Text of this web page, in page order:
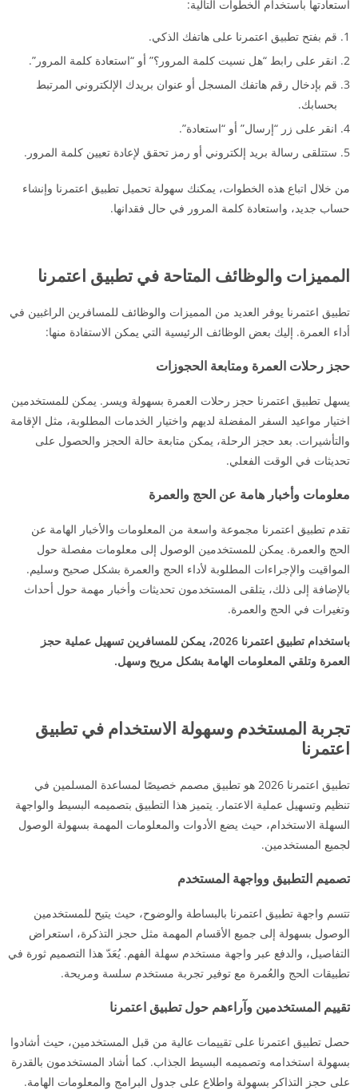
استعادتها باستخدام الخطوات التالية:
قم بفتح تطبيق اعتمرنا على هاتفك الذكي.
انقر على رابط “هل نسيت كلمة المرور؟” أو “استعادة كلمة المرور”.
قم بإدخال رقم هاتفك المسجل أو عنوان بريدك الإلكتروني المرتبط
بحسابك.
انقر على زر “إرسال” أو “استعادة”.
ستتلقى رسالة بريد إلكتروني أو رمز تحقق لإعادة تعيين كلمة المرور.
من خلال اتباع هذه الخطوات، يمكنك سهولة تحميل تطبيق اعتمرنا وإنشاء
حساب جديد، واستعادة كلمة المرور في حال فقدانها.
المميزات والوظائف المتاحة في تطبيق اعتمرنا
تطبيق اعتمرنا يوفر العديد من المميزات والوظائف للمسافرين الراغبين في
أداء العمرة. إليك بعض الوظائف الرئيسية التي يمكن الاستفادة منها:
حجز رحلات العمرة ومتابعة الحجوزات
يسهل تطبيق اعتمرنا حجز رحلات العمرة بسهولة ويسر. يمكن للمستخدمين
اختيار مواعيد السفر المفضلة لديهم واختيار الخدمات المطلوبة، مثل الإقامة
والتأشيرات. بعد حجز الرحلة، يمكن متابعة حالة الحجز والحصول على
تحديثات في الوقت الفعلي.
معلومات وأخبار هامة عن الحج والعمرة
تقدم تطبيق اعتمرنا مجموعة واسعة من المعلومات والأخبار الهامة عن
الحج والعمرة. يمكن للمستخدمين الوصول إلى معلومات مفصلة حول
المواقيت والإجراءات المطلوبة لأداء الحج والعمرة بشكل صحيح وسليم.
بالإضافة إلى ذلك، يتلقى المستخدمون تحديثات وأخبار مهمة حول أحداث
وتغيرات في الحج والعمرة.
باستخدام تطبيق اعتمرنا 2026، يمكن للمسافرين تسهيل عملية حجز
العمرة وتلقي المعلومات الهامة بشكل مريح وسهل.
تجربة المستخدم وسهولة الاستخدام في تطبيق
اعتمرنا
تطبيق اعتمرنا 2026 هو تطبيق مصمم خصيصًا لمساعدة المسلمين في
تنظيم وتسهيل عملية الاعتمار. يتميز هذا التطبيق بتصميمه البسيط والواجهة
السهلة الاستخدام، حيث يضع الأدوات والمعلومات المهمة بسهولة الوصول
لجميع المستخدمين.
تصميم التطبيق وواجهة المستخدم
تتسم واجهة تطبيق اعتمرنا بالبساطة والوضوح، حيث يتيح للمستخدمين
الوصول بسهولة إلى جميع الأقسام المهمة مثل حجز التذكرة، استعراض
التفاصيل، والدفع عبر واجهة مستخدم سهلة الفهم. يُعَدّ هذا التصميم ثورة في
تطبيقات الحج والعُمرة مع توفير تجربة مستخدم سلسة ومريحة.
تقييم المستخدمين وآراءهم حول تطبيق اعتمرنا
حصل تطبيق اعتمرنا على تقييمات عالية من قبل المستخدمين، حيث أشادوا
بسهولة استخدامه وتصميمه البسيط الجذاب. كما أشاد المستخدمون بالقدرة
على حجز التذاكر بسهولة واطلاع على جدول البرامج والمعلومات الهامة.